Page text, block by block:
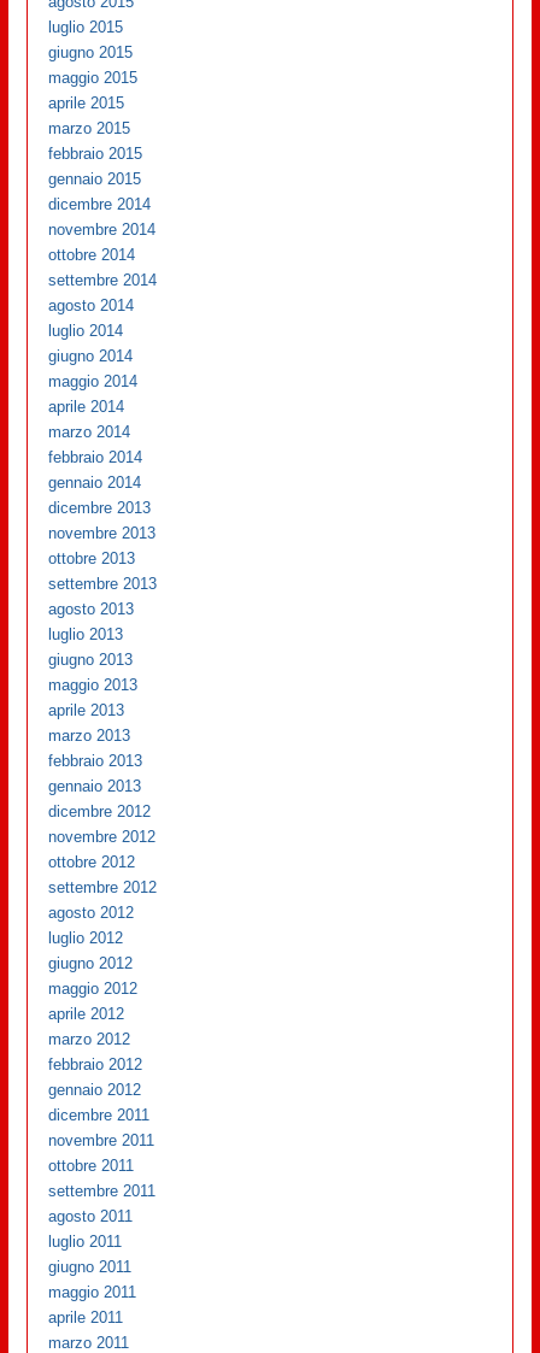
luglio 2015
giugno 2015
maggio 2015
aprile 2015
marzo 2015
febbraio 2015
gennaio 2015
dicembre 2014
novembre 2014
ottobre 2014
settembre 2014
agosto 2014
luglio 2014
giugno 2014
maggio 2014
aprile 2014
marzo 2014
febbraio 2014
gennaio 2014
dicembre 2013
novembre 2013
ottobre 2013
settembre 2013
agosto 2013
luglio 2013
giugno 2013
maggio 2013
aprile 2013
marzo 2013
febbraio 2013
gennaio 2013
dicembre 2012
novembre 2012
ottobre 2012
settembre 2012
agosto 2012
luglio 2012
giugno 2012
maggio 2012
aprile 2012
marzo 2012
febbraio 2012
gennaio 2012
dicembre 2011
novembre 2011
ottobre 2011
settembre 2011
agosto 2011
luglio 2011
giugno 2011
maggio 2011
aprile 2011
marzo 2011